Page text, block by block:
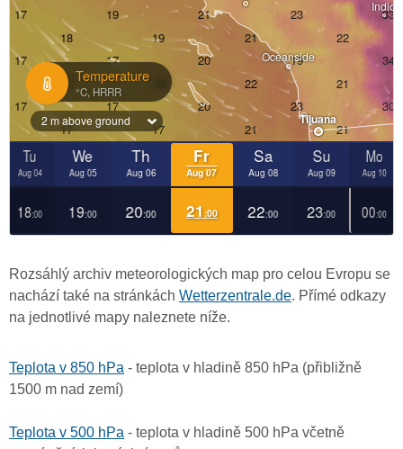
Rozsáhlý archiv meteorologických map pro celou Evropu se
nachází také na stránkách Wetterzentrale.de. Přímé odkazy
na jednotlivé mapy naleznete níže.
Teplota v 850 hPa - teplota v hladině 850 hPa (přibližně
1500 m nad zemí)
Teplota v 500 hPa - teplota v hladině 500 hPa včetně